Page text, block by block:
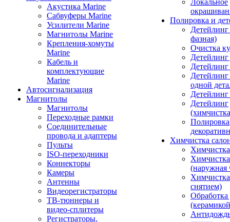
Акустика Marine
Сабвуферы Marine
Усилители Marine
Магнитолы Marine
Крепления-хомуты
Marine
Кабель и
комплектующие
Marine
Автосигнализация
Магнитолы
Магнитолы
Переходные рамки
Соединительные
провода и адаптеры
Пульты
ISO-переходники
Коннекторы
Камеры
Антенны
Видеорегистраторы
ТВ-тюннеры и
видео-сплитеры
Регистраторы,
Локальное
Полировка и
фазная)
Очистка
Детейлинг
одной
Детейлинг
Полировка
Химчистка
(наружная
снятием)
Обработка